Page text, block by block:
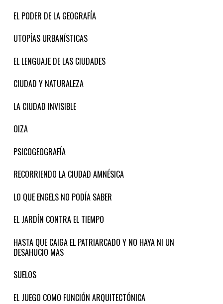
EL PODER DE LA GEOGRAFÍA
UTOPÍAS URBANÍSTICAS
EL LENGUAJE DE LAS CIUDADES
CIUDAD Y NATURALEZA
LA CIUDAD INVISIBLE
OIZA
PSICOGEOGRAFÍA
RECORRIENDO LA CIUDAD AMNÉSICA
LO QUE ENGELS NO PODÍA SABER
EL JARDÍN CONTRA EL TIEMPO
HASTA QUE CAIGA EL PATRIARCADO Y NO HAYA NI UN
DESAHUCIO MAS
SUELOS
EL JUEGO COMO FUNCIÓN ARQUITECTÓNICA